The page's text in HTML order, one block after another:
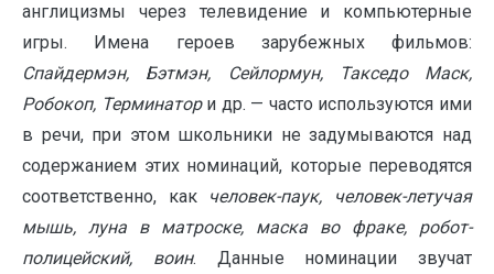
англицизмы через телевидение и компьютерные
игры. Имена героев зарубежных фильмов:
Спайдермэн, Бэтмэн, Сейлормун, Такседо Маск,
Робокоп, Терминатори др. — часто используются ими
в речи, при этом школьники не задумываются над
содержанием этих номинаций, которые переводятся
соответственно, как человек-паук, человек-летучая
мышь, луна в матроске, маска во фраке, робот-
полицейский, воин. Данные номинации звучат